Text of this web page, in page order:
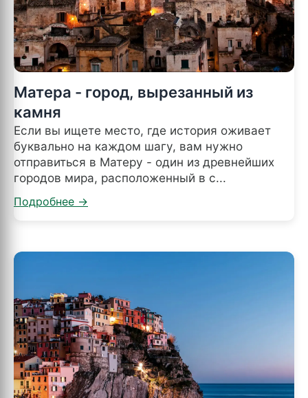
Матера - город, вырезанный из
камня
Если вы ищете место, где история оживает
буквально на каждом шагу, вам нужно
отправиться в Матеру - один из древнейших
городов мира, расположенный в с...